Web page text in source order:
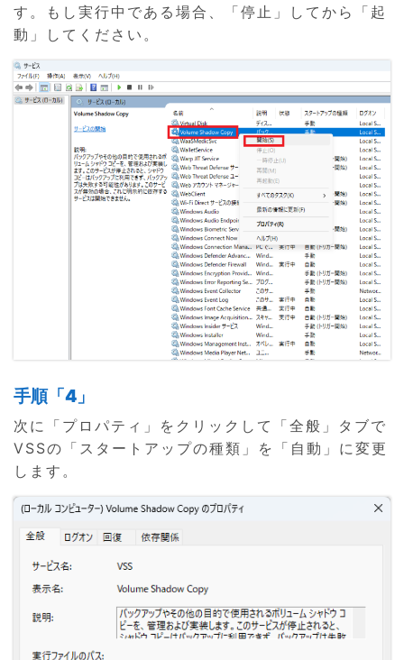
す。もし実行中である場合、「停止」してから「起
動」してください。
手順「4」
次に「プロパティ」をクリックして「全般」タブで
VSSの「スタートアップの種類」を「自動」に変更
します。